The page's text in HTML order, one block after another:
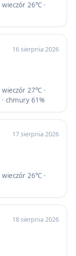
wieczór 26℃ ·
16 sierpnia 2026
wieczór 27℃ ·
chmury 61%
17 sierpnia 2026
wieczór 26℃ ·
18 sierpnia 2026